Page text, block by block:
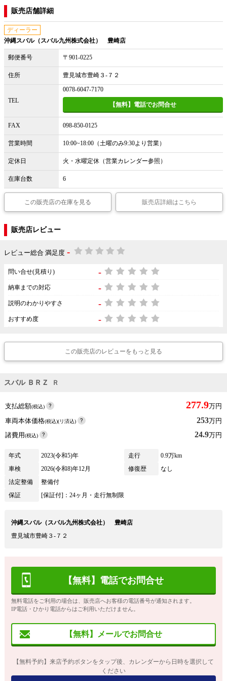
販売店舗詳細
ディーラー
沖縄スバル（スバル九州株式会社） 豊崎店
郵便番号 〒901-0225
住所 豊見城市豊崎３‐７２
TEL
0078-6047-7170
【無料】電話でお問合せ
FAX 098-850-0125
営業時間 10:00~18:00（土曜のみ9:30より営業）
定休日 火・水曜定休（営業カレンダー参照）
在庫台数 6
この販売店の在庫を見る 販売店詳細はこちら
販売店レビュー
レビュー総合 満足度 -
問い合せ(見積り) -
納車までの対応 -
説明のわかりやすさ -
おすすめ度 -
この販売店のレビューをもっと見る
スバル ＢＲＺ Ｒ
支払総額(税込) 277.9万円
車両本体価格(税込)(リ済込) 253万円
諸費用(税込) 24.9万円
年式 2023(令和5)年 走行
0.9万km
車検
2026(令和8)年12月 修復歴
なし
法定整備
整備付
保証
[保証付]：24ヶ月・走行無制限
沖縄スバル（スバル九州株式会社） 豊崎店
豊見城市豊崎３‐７２
【無料】電話でお問合せ
無料電話をご利用の場合は、販売店へお客様の電話番号が通知されます。
IP電話・ひかり電話からはご利用いただけません。
【無料】メールでお問合せ
【無料予約】来店予約ボタンをタップ後、カレンダーから日時を選択して
ください